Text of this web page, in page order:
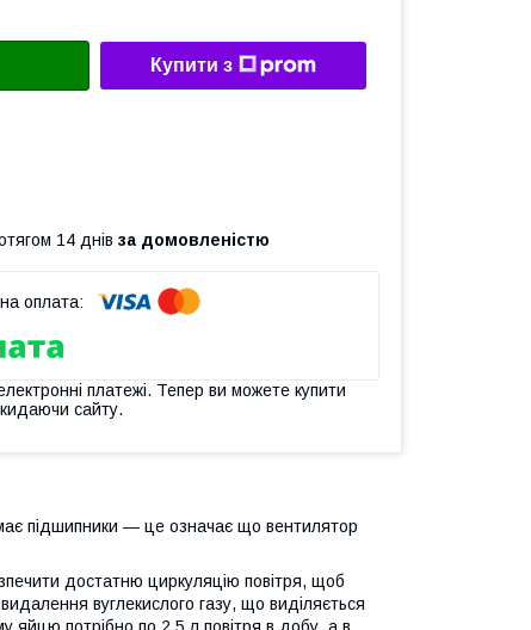
Купити з
14 днів за домовленістю
платежі. Тепер ви можете купити
сайту.
підшипники ― це означає що вентилятор
достатню циркуляцію повітря, щоб
вуглекислого газу, що виділяється
яйцю потрібно по 2,5 л повітря в добу, а в